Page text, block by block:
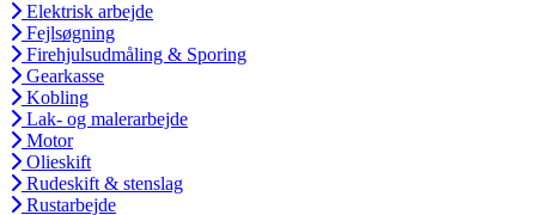
Elektrisk arbejde
Fejlsøgning
Firehjulsudmåling & Sporing
Gearkasse
Kobling
Lak- og malerarbejde
Motor
Olieskift
Rudeskift & stenslag
Rustarbejde